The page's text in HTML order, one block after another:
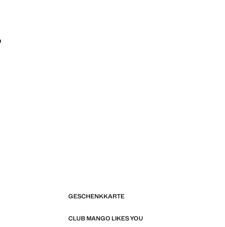
GESCHENKKARTE
CLUB MANGO LIKES YOU